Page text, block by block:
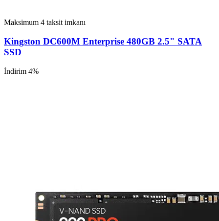
Maksimum 4 taksit imkanı
Kingston DC600M Enterprise 480GB 2.5" SATA
SSD
İndirim 4%